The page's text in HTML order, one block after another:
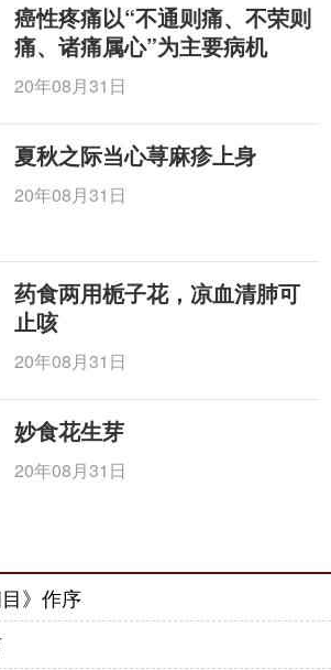
癌性疼痛以“不通则痛、不荣则
痛、诸痛属心”为主要病机
20年08月31日
夏秋之际当心荨麻疹上身
20年08月31日
药食两用栀子花，凉血清肺可
止咳
20年08月31日
妙食花生芽
20年08月31日
》作序